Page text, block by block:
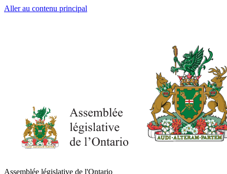
Aller au contenu principal
Assemblée législative de l'Ontario